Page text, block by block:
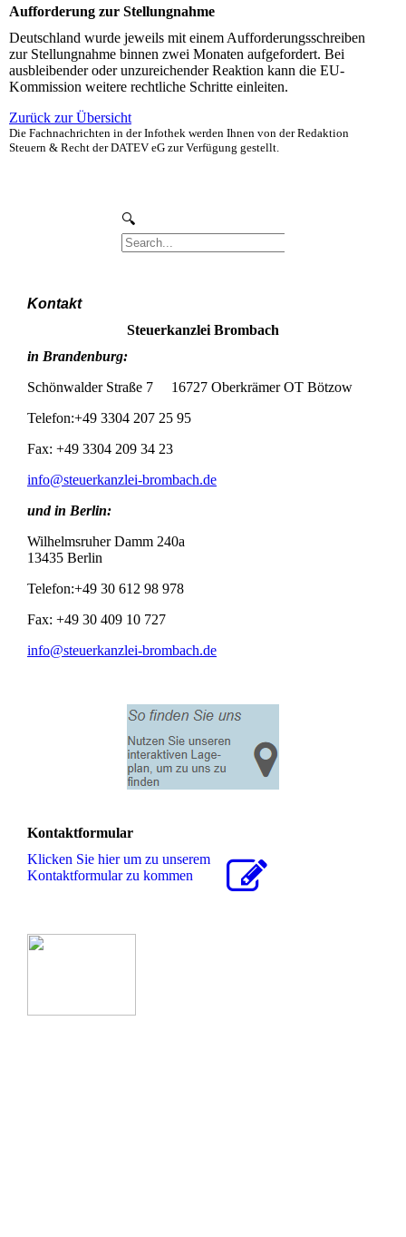
Aufforderung zur Stellungnahme
Deutschland wurde jeweils mit einem Aufforderungsschreiben
zur Stellungnahme binnen zwei Monaten aufgefordert. Bei
ausbleibender oder unzureichender Reaktion kann die EU-
Kommission weitere rechtliche Schritte einleiten.
Zurück zur Übersicht
Die Fachnachrichten in der Infothek werden Ihnen von der Redaktion
Steuern & Recht der DATEV eG zur Verfügung gestellt.
Kontakt
Steuerkanzlei Brombach
in Brandenburg:
Schönwalder Straße 7 16727 Oberkrämer OT Bötzow
Telefon:+49 3304 207 25 95
Fax: +49 3304 209 34 23
info@steuerkanzlei-brombach.de
und in Berlin:
Wilhelmsruher Damm 240a
13435 Berlin
Telefon:+49 30 612 98 978
Fax: +49 30 409 10 727
info@steuerkanzlei-brombach.de
Kontaktformular
Klicken Sie hier um zu unserem
Kon­takt­for­mu­lar zu kommen